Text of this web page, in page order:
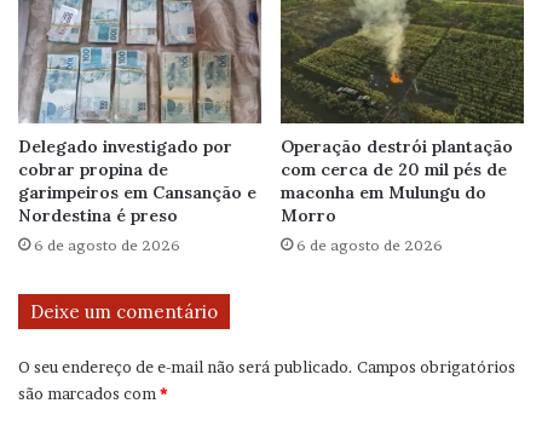
Delegado investigado por
cobrar propina de
garimpeiros em Cansanção e
Nordestina é preso
6 de agosto de 2026
Operação destrói plantação
com cerca de 20 mil pés de
maconha em Mulungu do
Morro
6 de agosto de 2026
Deixe um comentário
O seu endereço de e-mail não será publicado. Campos obrigatórios
são marcados com *